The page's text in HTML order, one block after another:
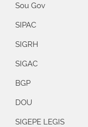
Sou Gov
SIPAC
SIGRH
SIGAC
BGP
DOU
SIGEPE LEGIS